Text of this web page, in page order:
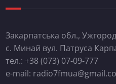
Закарпатська обл.,
с. Минай вул. Патруса
тел.: +38 (073) 07-09-777
e-mail: